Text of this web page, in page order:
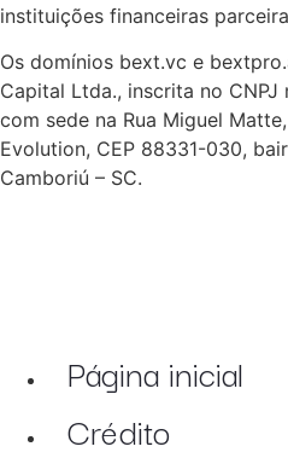
instituições financeiras
Os domínios bext.vc e
Capital Ltda., inscrita no CNPJ
com sede na Rua Miguel
Evolution, CEP 88331-030,
Camboriú – SC.
Página inicial
Crédito